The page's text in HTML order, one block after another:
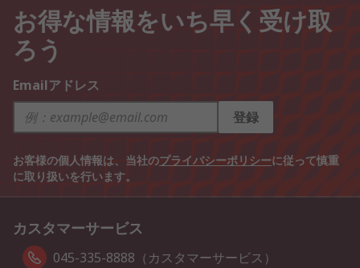
お得な情報をいち早く受け取
ろう
Emailアドレス
登録
お客様の個人情報は、当社のプライバシーポリシーに従って慎重
に取り扱いを行います。
カスタマーサービス
045-335-8888（カスタマーサービス）